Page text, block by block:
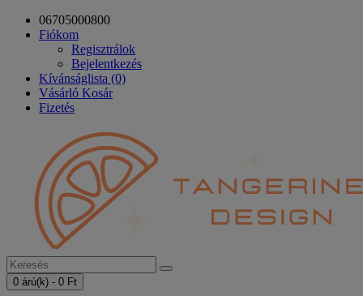
06705000800
Fiókom
Regisztrálok
Bejelentkezés
Kívánságlista (0)
Vásárló Kosár
Fizetés
0 árú(k) - 0 Ft